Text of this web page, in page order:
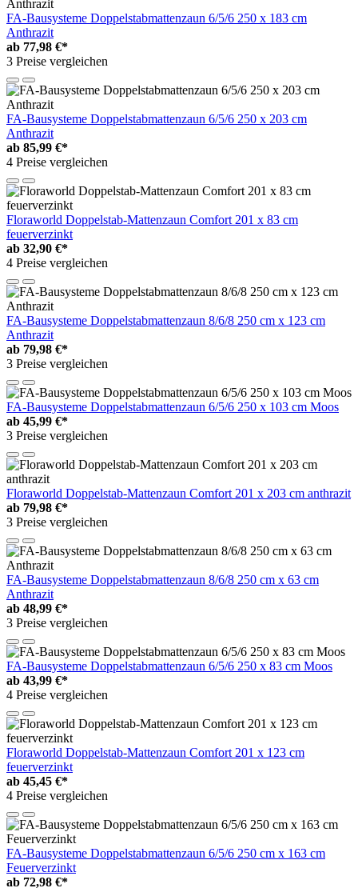
FA-Bausysteme Doppelstabmattenzaun 6/5/6 250 x 183 cm
Anthrazit
ab 77,98 €*
3 Preise vergleichen
FA-Bausysteme Doppelstabmattenzaun 6/5/6 250 x 203 cm
Anthrazit
ab 85,99 €*
4 Preise vergleichen
Floraworld Doppelstab-Mattenzaun Comfort 201 x 83 cm
feuerverzinkt
ab 32,90 €*
4 Preise vergleichen
FA-Bausysteme Doppelstabmattenzaun 8/6/8 250 cm x 123 cm
Anthrazit
ab 79,98 €*
3 Preise vergleichen
FA-Bausysteme Doppelstabmattenzaun 6/5/6 250 x 103 cm Moos
ab 45,99 €*
3 Preise vergleichen
Floraworld Doppelstab-Mattenzaun Comfort 201 x 203 cm anthrazit
ab 79,98 €*
3 Preise vergleichen
FA-Bausysteme Doppelstabmattenzaun 8/6/8 250 cm x 63 cm
Anthrazit
ab 48,99 €*
3 Preise vergleichen
FA-Bausysteme Doppelstabmattenzaun 6/5/6 250 x 83 cm Moos
ab 43,99 €*
4 Preise vergleichen
Floraworld Doppelstab-Mattenzaun Comfort 201 x 123 cm
feuerverzinkt
ab 45,45 €*
4 Preise vergleichen
FA-Bausysteme Doppelstabmattenzaun 6/5/6 250 cm x 163 cm
Feuerverzinkt
ab 72,98 €*